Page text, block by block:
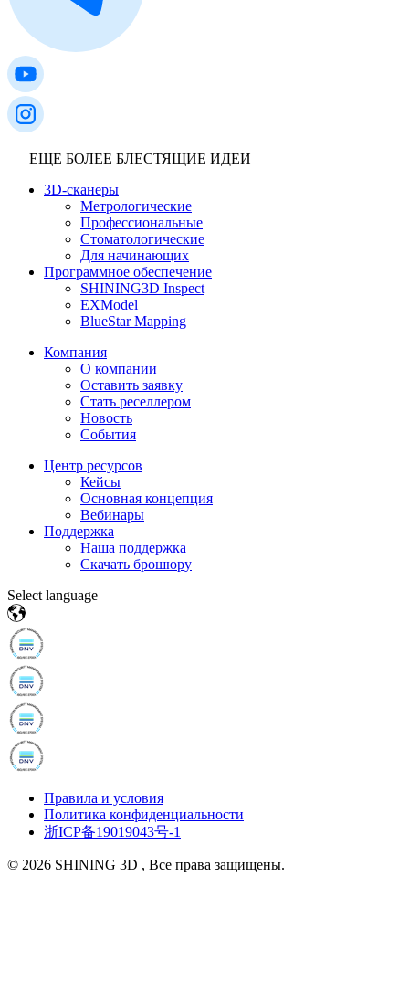
ЕЩЕ БОЛЕЕ БЛЕСТЯЩИЕ ИДЕИ
3D-сканеры
Метрологические
Профессиональные
Стоматологические
Для начинающих
Программное обеспечение
SHINING3D Inspect
EXModel
BlueStar Mapping
Компания
О компании
Оставить заявку
Стать реселлером
Новость
События
Центр ресурсов
Кейсы
Основная концепция
Вебинары
Поддержка
Наша поддержка
Скачать брошюру
Select language
Правила и условия
Политика конфиденциальности
浙ICP备19019043号-1
© 2026 SHINING 3D , Все права защищены.